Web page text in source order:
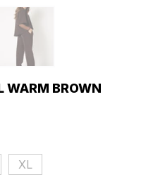
WARM BROWN
XL